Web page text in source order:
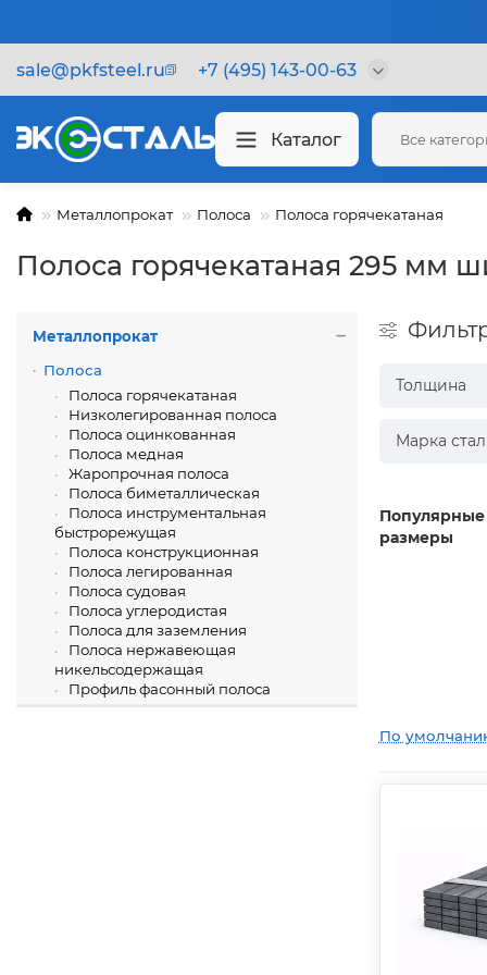
sale@pkfsteel.ru +7 (495) 143-00-63
Каталог Все
Металлопрокат Полоса Полоса горячекатаная
Полоса горячекатаная 295 мм
Металлопрокат
Полоса
Полоса горячекатаная
Низколегированная полоса
Полоса оцинкованная
Полоса медная
Жаропрочная полоса
Полоса биметаллическая
Полоса инструментальная
быстрорежущая
Полоса конструкционная
Полоса легированная
Полоса судовая
Полоса углеродистая
Полоса для заземления
Полоса нержавеющая
никельсодержащая
Профиль фасонный полоса
Толщина
Марка
Популярные
размеры
По